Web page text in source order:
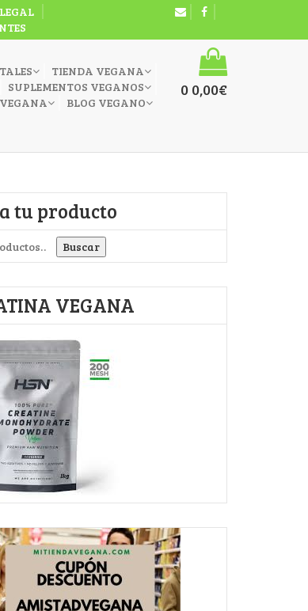
0 0,00€
TIENDA VEGANA
SUPLEMENTOS VEGANOS
BLOG VEGANO
tu producto
Buscar
VEGANA